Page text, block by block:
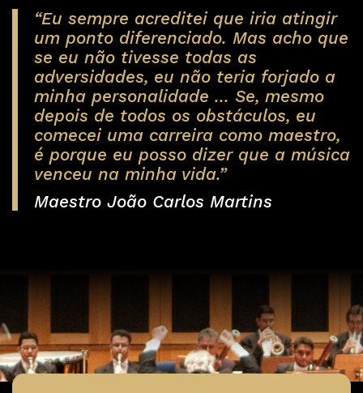
“Eu sempre acreditei que iria atingir
um ponto diferenciado. Mas acho que
se eu não tivesse todas as
adversidades, eu não teria forjado a
minha personalidade ... Se, mesmo
depois de todos os obstáculos, eu
comecei uma carreira como maestro,
é porque eu posso dizer que a música
venceu na minha vida.”
Maestro João Carlos Martins